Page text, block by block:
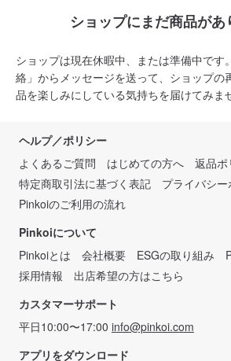
ショップにまだ商品があ
ショップは現在休暇中、または準備中です
絡」からメッセージを送って、ショップの
品を楽しみにしている気持ちを届けてみま
ヘルプ／ポリシー
よくあるご質問
はじめての方へ 返品ポ
特定商取引法に基づく表記
プライバシ
Pinkoiのご利用の流れ
Pinkoiについて
Pinkoiとは
会社概要 ESGの取り組み
採用情報
出店希望の方はこちら
カスタマーサポート
平日10:00〜17:00 info@pinkoi.com
アプリをダウンロード